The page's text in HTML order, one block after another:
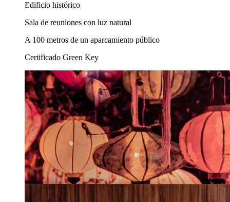
Edificio histórico
Sala de reuniones con luz natural
A 100 metros de un aparcamiento público
Certificado Green Key